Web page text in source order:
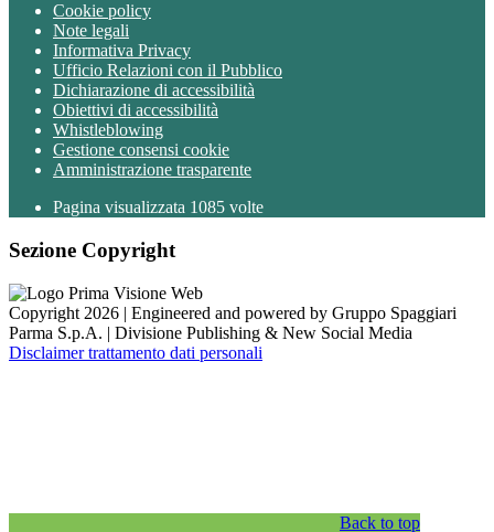
Cookie policy
Note legali
Informativa Privacy
Ufficio Relazioni con il Pubblico
Dichiarazione di accessibilità
Obiettivi di accessibilità
Whistleblowing
Gestione consensi cookie
Amministrazione trasparente
Pagina visualizzata 1085 volte
Sezione Copyright
Copyright 2026 | Engineered and powered by Gruppo Spaggiari
Parma S.p.A. | Divisione Publishing & New Social Media
Disclaimer trattamento dati personali
Back to top